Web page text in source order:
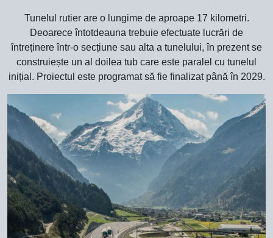
Tunelul rutier are o lungime de aproape 17 kilometri.
Deoarece întotdeauna trebuie efectuate lucrări de
întreținere într-o secțiune sau alta a tunelului, în prezent se
construiește un al doilea tub care este paralel cu tunelul
inițial. Proiectul este programat să fie finalizat până în 2029.